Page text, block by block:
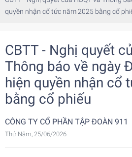
quyền nhận cổ tức năm 2025 bằng cổ
CBTT - Nghị quyết
Thông báo về ngày
hiện quyền nhận cổ
bằng cổ phiếu
CÔNG TY CỔ PHẦN TẬP ĐOÀN 911
Thứ Năm, 25/06/2026